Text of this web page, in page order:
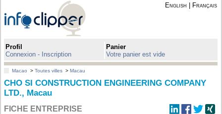
English Français
Profil
Connexion - Inscription
Panier
Votre panier est vide
Macao >Toutes villes >Macau
CHO SI CONSTRUCTION ENGINEERING COMPANY
LTD., Macau
FICHE ENTREPRISE